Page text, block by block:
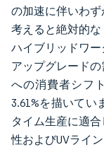
の加速に伴いわ
考えると絶対的な
ハイブリッドワ
アップグレード
への消費者シフ
3.61%を描いてい
タイム生産に適
性およびUVライ